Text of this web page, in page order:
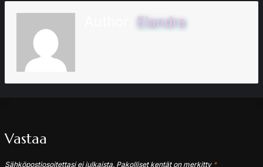
Elandra
Vastaa
Sähköpostiosoitettasi ei julkaista. Pakolliset kentät on merkitty *